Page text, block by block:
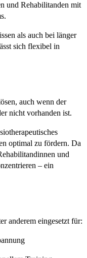
und Rehabilitanden mit
als auch bei länger
sich flexibel in
auch wenn der
nicht vorhanden ist.
optimal zu fördern. Da
und
– ein
anderem eingesetzt für: